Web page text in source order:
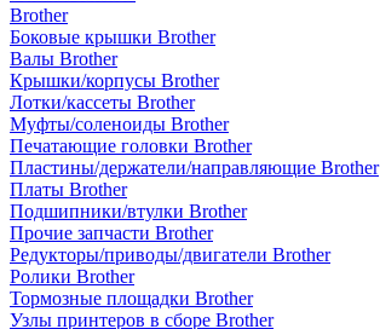
Brother
Боковые крышки Brother
Валы Brother
Крышки/корпусы Brother
Лотки/кассеты Brother
Муфты/соленоиды Brother
Печатающие головки Brother
Пластины/держатели/направляющие Brother
Платы Brother
Подшипники/втулки Brother
Прочие запчасти Brother
Редукторы/приводы/двигатели Brother
Ролики Brother
Тормозные площадки Brother
Узлы принтеров в сборе Brother